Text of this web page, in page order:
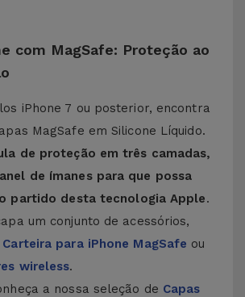
com MagSafe: Proteção ao
iPhone 7 ou posterior, encontra
MagSafe em Silicone Líquido.
de proteção em três camadas,
de ímanes para que possa
partido desta tecnologia Apple.
um conjunto de acessórios,
Carteira para iPhone MagSafe ou
wireless.
a nossa seleção de Capas